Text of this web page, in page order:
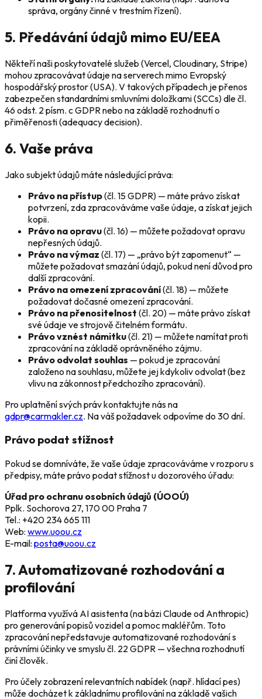
správa, orgány činné v trestním řízení).
5. Předávání údajů mimo EU/EEA
Někteří naši poskytovatelé služeb (Vercel, Cloudinary, Stripe)
mohou zpracovávat údaje na serverech mimo Evropský
hospodářský prostor (USA). V takových případech je přenos
zabezpečen standardními smluvními doložkami (SCCs) dle čl.
46 odst. 2 písm. c GDPR nebo na základě rozhodnutí o
přiměřenosti (adequacy decision).
6. Vaše práva
Jako subjekt údajů máte následující práva:
Právo na přístup(čl. 15 GDPR) — máte právo získat
potvrzení, zda zpracováváme vaše údaje, a získat jejich
kopii.
Právo na opravu(čl. 16) — můžete požadovat opravu
nepřesných údajů.
Právo na výmaz (čl. 17) — „právo být zapomenut“ —
můžete požadovat smazání údajů, pokud není důvod pro
další zpracování.
Právo na omezení zpracování(čl. 18) — můžete
požadovat dočasné omezení zpracování.
Právo na přenositelnost (čl. 20) — máte právo získat
své údaje ve strojově čitelném formátu.
Právo vznést námitku(čl. 21) — můžete namítat proti
zpracování na základě oprávněného zájmu.
Právo odvolat souhlas — pokud je zpracování
založeno na souhlasu, můžete jej kdykoliv odvolat (bez
vlivu na zákonnost předchozího zpracování).
Pro uplatnění svých práv kontaktujte nás na
gdpr@carmakler.cz. Na váš požadavek odpovíme do 30 dní.
Právo podat stížnost
Pokud se domníváte, že vaše údaje zpracováváme v rozporu s
předpisy, máte právo podat stížnost u dozorového úřadu:
Úřad pro ochranu osobních údajů (ÚOOÚ)
Pplk. Sochorova 27, 170 00 Praha 7
Tel.: +420 234 665 111
Web: www.uoou.cz
E-mail: posta@uoou.cz
7. Automatizované rozhodování a
profilování
Platforma využívá AI asistenta (na bázi Claude od Anthropic)
pro generování popisů vozidel a pomoc makléřům. Toto
zpracování nepředstavuje automatizované rozhodování s
právními účinky ve smyslu čl. 22 GDPR — všechna rozhodnutí
činí člověk.
Pro účely zobrazení relevantních nabídek (např. hlídací pes)
může docházet k základnímu profilování na základě vašich